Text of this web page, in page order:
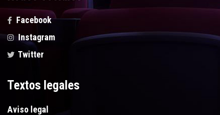
Facebook
Instagram
Twitter
Textos legales
Aviso legal